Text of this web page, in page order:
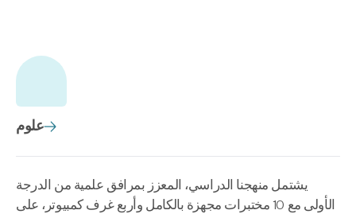
علوم
يشتمل منهجنا الدراسي، المعزز بمرافق علمية من الدرجة
الأولى مع 10 مختبرات مجهزة بالكامل وأربع غرف كمبيوتر، على